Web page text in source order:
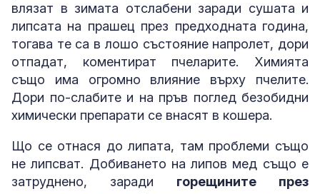
влязат в зимата отслабени заради сушата и
липсата на прашец през предходната година,
тогава те са в лошо състояние напролет, дори
отпадат, коментират пчеларите. Химията
също има огромно влияние върху пчелите.
Дори по-слабите и на пръв поглед безобидни
химически препарати се внасят в кошера.
Що се отнася до липата, там проблеми също
не липсват. Добиването на липов мед също е
затруднено, заради горещините през